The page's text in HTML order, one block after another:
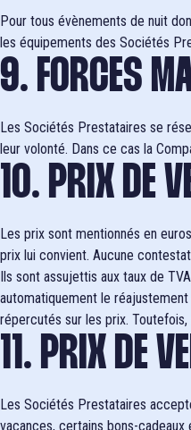
Pour tous évènements de nuit
les équipements des Sociétés
9. FORCES
Les Sociétés Prestataires se
leur volonté. Dans ce cas la
10. PRIX DE
Les prix sont mentionnés en
prix lui convient. Aucune
Ils sont assujettis aux taux de
automatiquement le
répercutés sur les prix.
11. PRIX DE
Les Sociétés Prestataires
vacances, certains bons-